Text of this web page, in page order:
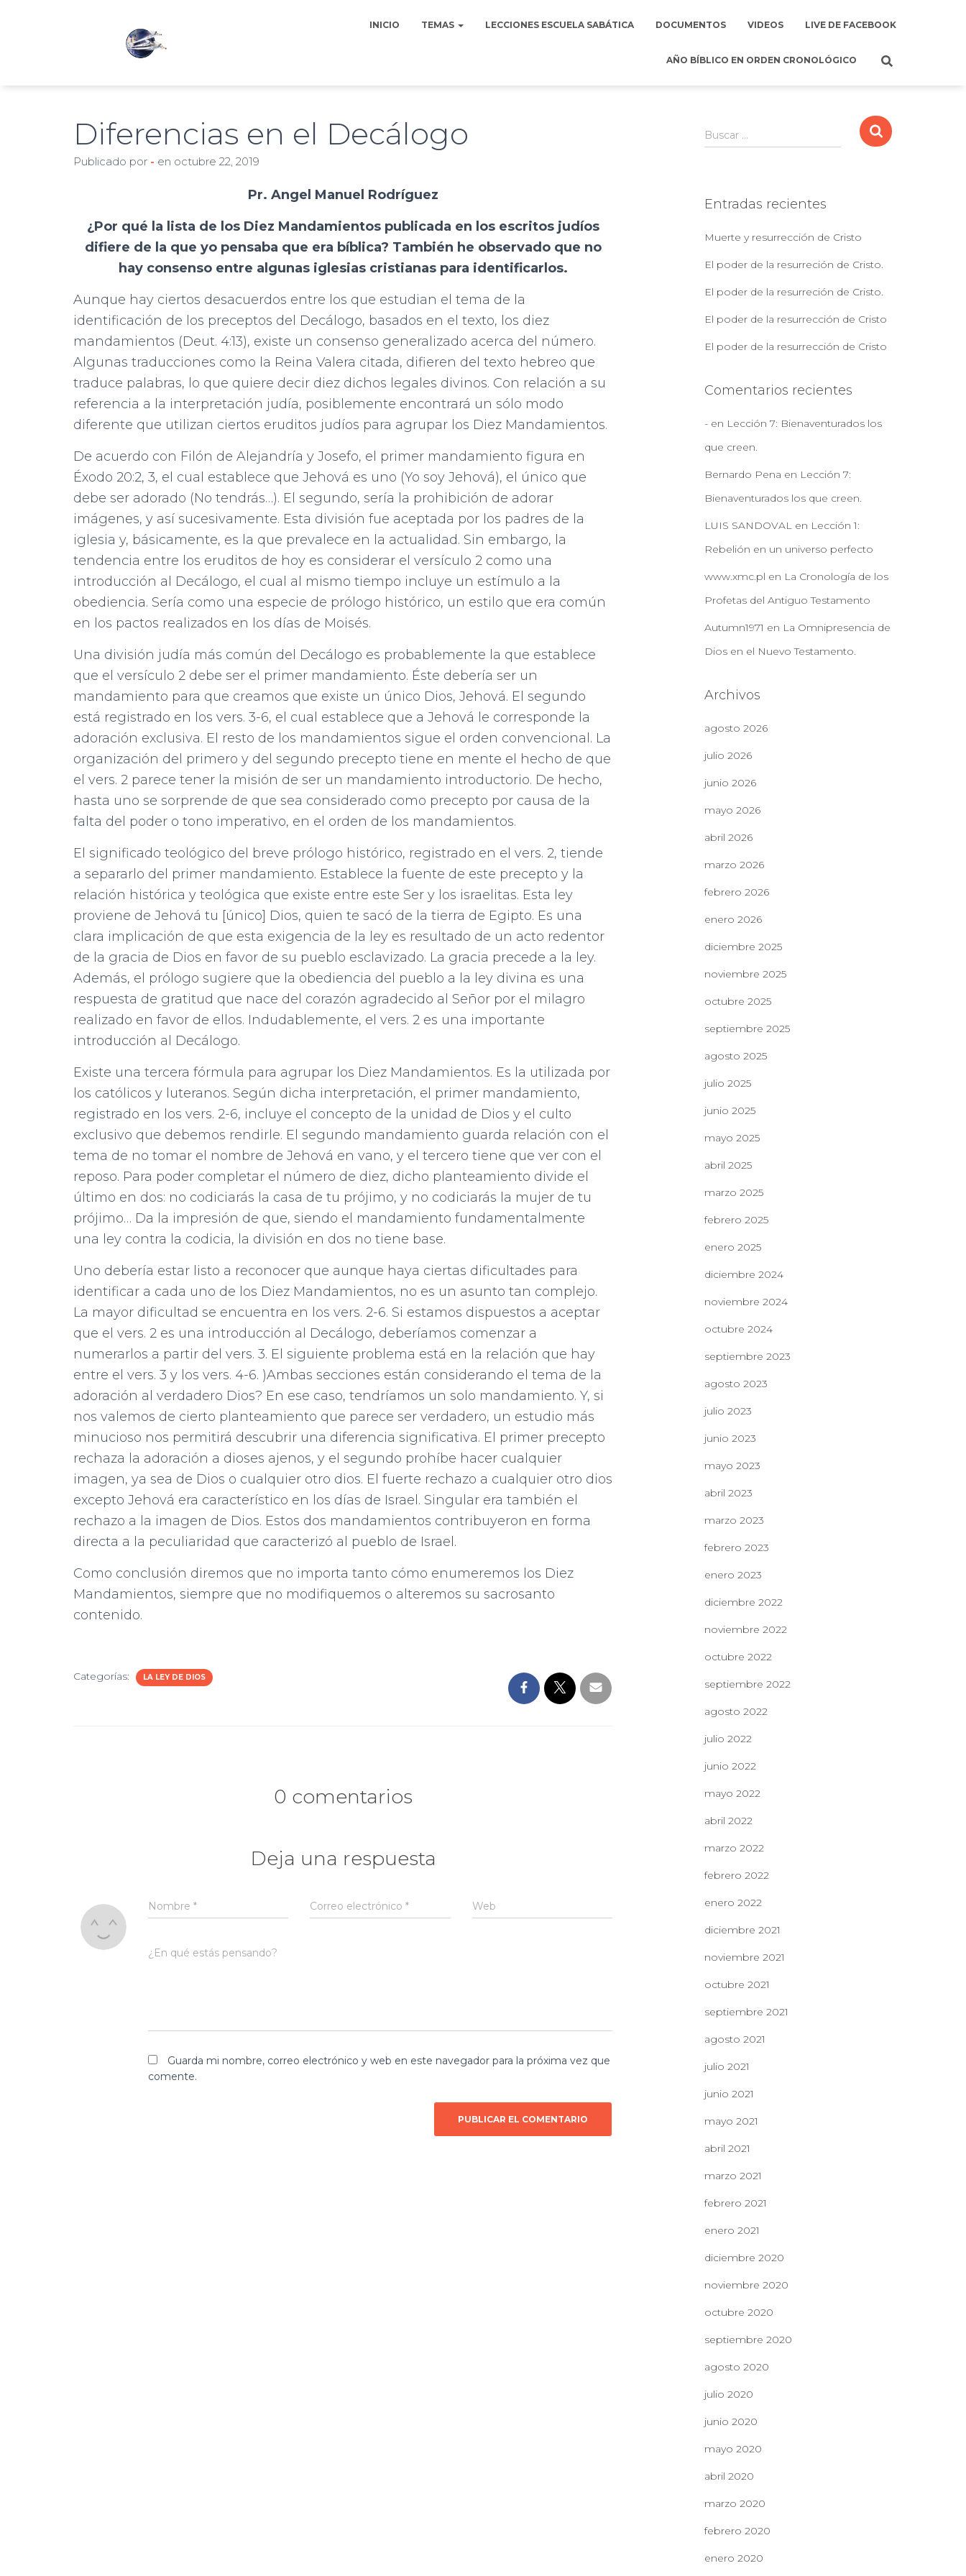
INICIO TEMAS LECCIONES ESCUELA SABÁTICA DOCUMENTOS VIDEOS LIVE DE FACEBOOK
AÑO BÍBLICO EN ORDEN CRONOLÓGICO
Diferencias en el Decálogo
Publicado por - en octubre 22, 2019
Pr. Angel Manuel Rodríguez
¿Por qué la lista de los Diez Mandamientos publicada en los escritos judíos
difiere de la que yo pensaba que era bíblica? También he observado que no
hay consenso entre algunas iglesias cristianas para identificarlos.
Aunque hay ciertos desacuerdos entre los que estudian el tema de la
identificación de los preceptos del Decálogo, basados en el texto, los diez
mandamientos (Deut. 4:13), existe un consenso generalizado acerca del número.
Algunas traducciones como la Reina Valera citada, difieren del texto hebreo que
traduce palabras, lo que quiere decir diez dichos legales divinos. Con relación a su
referencia a la interpretación judía, posiblemente encontrará un sólo modo
diferente que utilizan ciertos eruditos judíos para agrupar los Diez Mandamientos.
De acuerdo con Filón de Alejandría y Josefo, el primer mandamiento figura en
Éxodo 20:2, 3, el cual establece que Jehová es uno (Yo soy Jehová), el único que
debe ser adorado (No tendrás…). El segundo, sería la prohibición de adorar
imágenes, y así sucesivamente. Esta división fue aceptada por los padres de la
iglesia y, básicamente, es la que prevalece en la actualidad. Sin embargo, la
tendencia entre los eruditos de hoy es considerar el versículo 2 como una
introducción al Decálogo, el cual al mismo tiempo incluye un estímulo a la
obediencia. Sería como una especie de prólogo histórico, un estilo que era común
en los pactos realizados en los días de Moisés.
Una división judía más común del Decálogo es probablemente la que establece
que el versículo 2 debe ser el primer mandamiento. Éste debería ser un
mandamiento para que creamos que existe un único Dios, Jehová. El segundo
está registrado en los vers. 3-6, el cual establece que a Jehová le corresponde la
adoración exclusiva. El resto de los mandamientos sigue el orden convencional. La
organización del primero y del segundo precepto tiene en mente el hecho de que
el vers. 2 parece tener la misión de ser un mandamiento introductorio. De hecho,
hasta uno se sorprende de que sea considerado como precepto por causa de la
falta del poder o tono imperativo, en el orden de los mandamientos.
El significado teológico del breve prólogo histórico, registrado en el vers. 2, tiende
a separarlo del primer mandamiento. Establece la fuente de este precepto y la
relación histórica y teológica que existe entre este Ser y los israelitas. Esta ley
proviene de Jehová tu [único] Dios, quien te sacó de la tierra de Egipto. Es una
clara implicación de que esta exigencia de la ley es resultado de un acto redentor
de la gracia de Dios en favor de su pueblo esclavizado. La gracia precede a la ley.
Además, el prólogo sugiere que la obediencia del pueblo a la ley divina es una
respuesta de gratitud que nace del corazón agradecido al Señor por el milagro
realizado en favor de ellos. Indudablemente, el vers. 2 es una importante
introducción al Decálogo.
Existe una tercera fórmula para agrupar los Diez Mandamientos. Es la utilizada por
los católicos y luteranos. Según dicha interpretación, el primer mandamiento,
registrado en los vers. 2-6, incluye el concepto de la unidad de Dios y el culto
exclusivo que debemos rendirle. El segundo mandamiento guarda relación con el
tema de no tomar el nombre de Jehová en vano, y el tercero tiene que ver con el
reposo. Para poder completar el número de diez, dicho planteamiento divide el
último en dos: no codiciarás la casa de tu prójimo, y no codiciarás la mujer de tu
prójimo… Da la impresión de que, siendo el mandamiento fundamentalmente
una ley contra la codicia, la división en dos no tiene base.
Uno debería estar listo a reconocer que aunque haya ciertas dificultades para
identificar a cada uno de los Diez Mandamientos, no es un asunto tan complejo.
La mayor dificultad se encuentra en los vers. 2-6. Si estamos dispuestos a aceptar
que el vers. 2 es una introducción al Decálogo, deberíamos comenzar a
numerarlos a partir del vers. 3. El siguiente problema está en la relación que hay
entre el vers. 3 y los vers. 4-6. )Ambas secciones están considerando el tema de la
adoración al verdadero Dios? En ese caso, tendríamos un solo mandamiento. Y, si
nos valemos de cierto planteamiento que parece ser verdadero, un estudio más
minucioso nos permitirá descubrir una diferencia significativa. El primer precepto
rechaza la adoración a dioses ajenos, y el segundo prohíbe hacer cualquier
imagen, ya sea de Dios o cualquier otro dios. El fuerte rechazo a cualquier otro dios
excepto Jehová era característico en los días de Israel. Singular era también el
rechazo a la imagen de Dios. Estos dos mandamientos contribuyeron en forma
directa a la peculiaridad que caracterizó al pueblo de Israel.
Como conclusión diremos que no importa tanto cómo enumeremos los Diez
Mandamientos, siempre que no modifiquemos o alteremos su sacrosanto
contenido.
Categorías: LA LEY DE DIOS
0 comentarios
Deja una respuesta
Nombre * Correo electrónico* Web
¿En qué estás pensando?
Guarda mi nombre, correo electrónico y web en este navegador para la próxima vez que
comente.
B
u
r
Buscar …
Entradas recientes
Muerte y resurrección de Cristo
El poder de la resurreción de Cristo.
El poder de la resurreción de Cristo.
El poder de la resurrección de Cristo
El poder de la resurrección de Cristo
Comentarios recientes
-en Lección 7: Bienaventurados los
que creen.
Bernardo Pena en Lección 7:
Bienaventurados los que creen.
LUIS SANDOVALen Lección 1:
Rebelión en un universo perfecto
www.xmc.pl en La Cronología de los
Profetas del Antiguo Testamento
Autumn1971 en La Omnipresencia de
Dios en el Nuevo Testamento.
Archivos
agosto 2026
julio 2026
junio 2026
mayo 2026
abril 2026
marzo 2026
febrero 2026
enero 2026
diciembre 2025
noviembre 2025
octubre 2025
septiembre 2025
agosto 2025
julio 2025
junio 2025
mayo 2025
abril 2025
marzo 2025
febrero 2025
enero 2025
diciembre 2024
noviembre 2024
octubre 2024
septiembre 2023
agosto 2023
julio 2023
junio 2023
mayo 2023
abril 2023
marzo 2023
febrero 2023
enero 2023
diciembre 2022
noviembre 2022
octubre 2022
septiembre 2022
agosto 2022
julio 2022
junio 2022
mayo 2022
abril 2022
marzo 2022
febrero 2022
enero 2022
diciembre 2021
noviembre 2021
octubre 2021
septiembre 2021
agosto 2021
julio 2021
junio 2021
mayo 2021
abril 2021
marzo 2021
febrero 2021
enero 2021
diciembre 2020
noviembre 2020
octubre 2020
septiembre 2020
agosto 2020
julio 2020
junio 2020
mayo 2020
abril 2020
marzo 2020
febrero 2020
enero 2020